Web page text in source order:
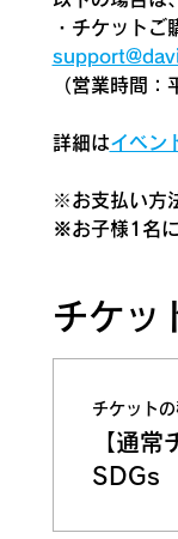
・チケット
（営業時間
詳細はイベン
​※お支払い方
※お子様1名に
チケッ
チケット
【通
SDGs